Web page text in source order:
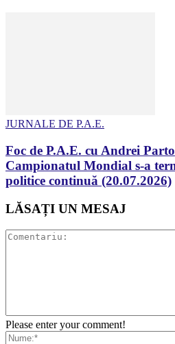
JURNALE DE P.A.E.
Foc de P.A.E. cu Andrei
Campionatul Mondial s-a
politice continuă (20.07.2026)
LĂSAȚI UN MESAJ
Please enter your comment!